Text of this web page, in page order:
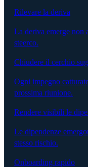
Rilevare la deriva
La deriva emerge non
steerco.
Chiudere il cerchio
Ogni impegno
prossima riunione.
Rendere visibili le
Le dipendenze
stesso rischio.
Onboarding rapido